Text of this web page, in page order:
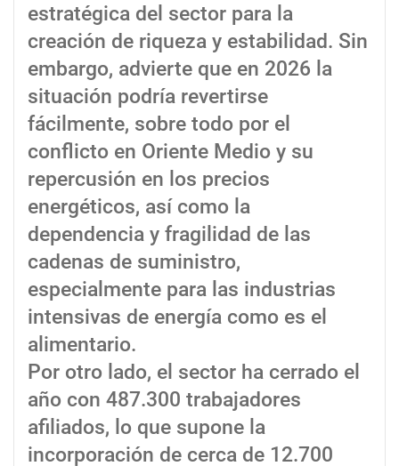
estratégica del sector para la
creación de riqueza y estabilidad. Sin
embargo, advierte que en 2026 la
situación podría revertirse
fácilmente, sobre todo por el
conflicto en Oriente Medio y su
repercusión en los precios
energéticos, así como la
dependencia y fragilidad de las
cadenas de suministro,
especialmente para las industrias
intensivas de energía como es el
alimentario.
Por otro lado, el sector ha cerrado el
año con 487.300 trabajadores
afiliados, lo que supone la
incorporación de cerca de 12.700